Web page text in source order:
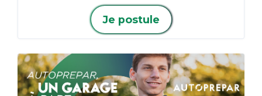
Je postule